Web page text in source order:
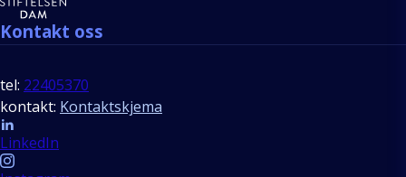
Kontakt oss
tel: 22405370
kontakt: Kontaktskjema
Follow us
LinkedIn